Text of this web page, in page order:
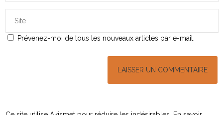
Prévenez-moi de tous les nouveaux articles par e-mail.